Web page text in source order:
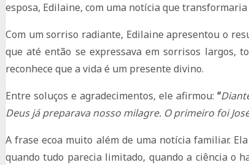
esposa, Edilaine, com uma notícia que
Com um sorriso radiante, Edilaine apresentou o
que até então se expressava em sorrisos largos,
reconhece que a vida é um presente divino.
Entre soluços e agradecimentos, ele afirmou:“
Deus já preparava nosso milagre. O primeiro foi
A frase ecoa muito além de uma notícia familiar.
quando tudo parecia limitado, quando a ciência o